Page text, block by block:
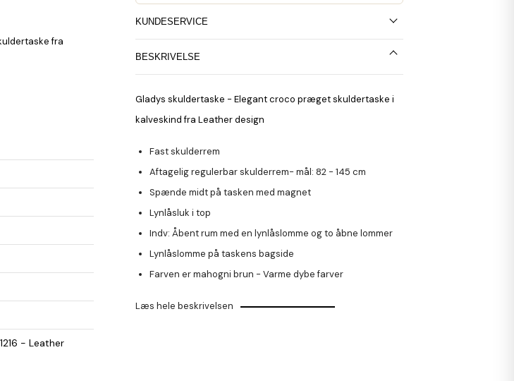
fra
- Leather
KUNDESERVICE
BESKRIVELSE
Gladys skuldertaske - Elegant croco præget skuldertaske i
kalveskind fra Leather design
Fast skulderrem
Aftagelig regulerbar skulderrem- mål: 82 - 145 cm
Spænde midt på tasken med magnet
Lynlåsluk i top
Indv: Åbent rum med en lynlåslomme og to åbne lommer
Lynlåslomme på taskens bagside
Farven er mahogni brun - Varme dybe farver
Læs hele beskrivelsen